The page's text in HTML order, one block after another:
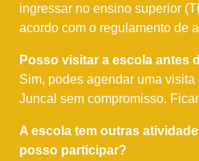
ingressar no ensino superior
acordo com o regulamento de
Posso visitar a escola antes
Sim, podes agendar uma
Juncal sem compromisso.
A escola tem outras
posso participar?